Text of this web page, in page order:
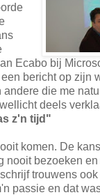
Ecabo bij
bericht op zijn
die me
deels
z'n tijd"
komen. De
nooit bezoeken
trouwens
passie en dat